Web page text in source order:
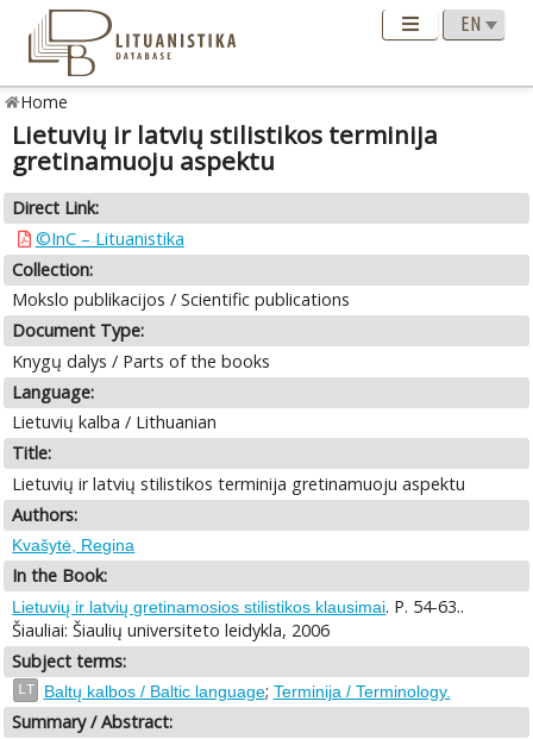
Home
Lietuvių ir latvių stilistikos terminija
gretinamuoju aspektu
Direct Link:
©InC – Lituanistika
Collection:
Mokslo publikacijos / Scientific publications
Document Type:
Knygų dalys / Parts of the books
Language:
Lietuvių kalba / Lithuanian
Title:
Lietuvių ir latvių stilistikos terminija gretinamuoju aspektu
Authors:
Kvašytė, Regina
In the Book:
Lietuvių ir latvių gretinamosios stilistikos klausimai. P. 54-63..
Šiauliai: Šiaulių universiteto leidykla, 2006
Subject terms:
LT Baltų kalbos / Baltic language; Terminija / Terminology.
Summary / Abstract: